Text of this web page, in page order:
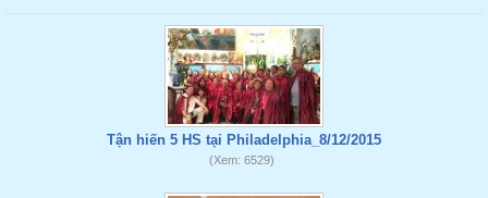
Tận hiến 5 HS tại Philadelphia_8/12/2015
(Xem: 6529)